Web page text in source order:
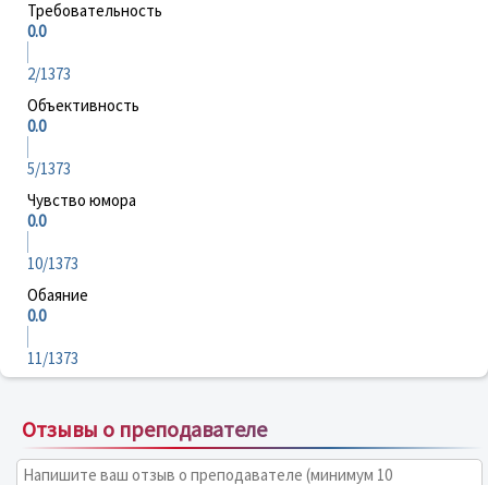
Требовательность
0.0
2/1373
Объективность
0.0
5/1373
Чувство юмора
0.0
10/1373
Обаяние
0.0
11/1373
Отзывы о преподавателе